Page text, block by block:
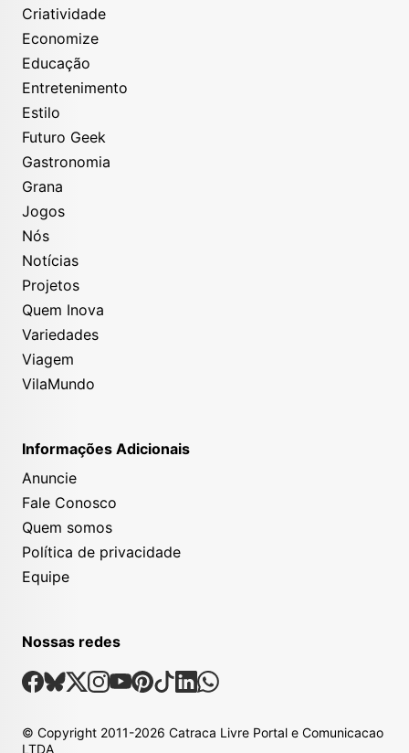
Criatividade
Economize
Educação
Entretenimento
Estilo
Futuro Geek
Gastronomia
Grana
Jogos
Nós
Notícias
Projetos
Quem Inova
Variedades
Viagem
VilaMundo
Informações Adicionais
Anuncie
Fale Conosco
Quem somos
Política de privacidade
Equipe
Nossas redes
Nossas Redes Sociais
Facebook
Bsky
X Instagram
Youtube
Pinterest
TiktokLinkedin
Whatsapp
© Copyright 2011-2026 Catraca Livre Portal e Comunicacao
LTDA